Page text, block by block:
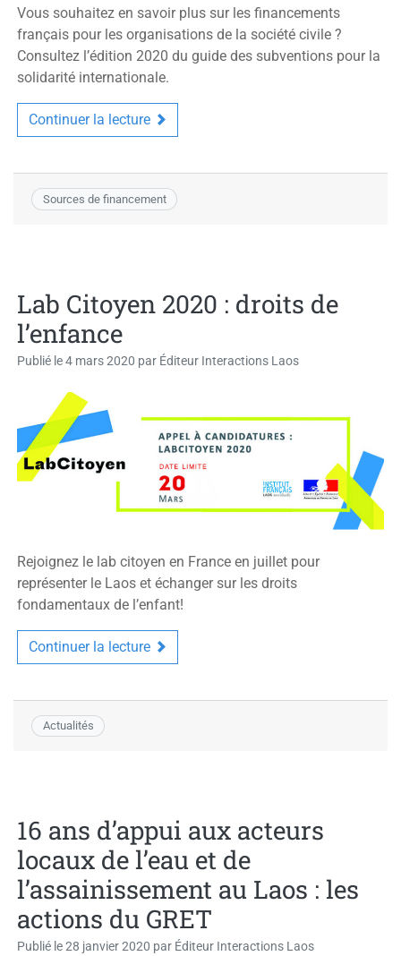
Vous souhaitez en savoir plus sur les financements
français pour les organisations de la société civile ?
Consultez l’édition 2020 du guide des subventions pour la
solidarité internationale.
Continuer la lecture
Sources de financement
Lab Citoyen 2020 : droits de
l’enfance
Publié le4 mars 2020 par Éditeur Interactions Laos
Rejoignez le lab citoyen en France en juillet pour
représenter le Laos et échanger sur les droits
fondamentaux de l’enfant!
Continuer la lecture
Actualités
16 ans d’appui aux acteurs
locaux de l’eau et de
l’assainissement au Laos : les
actions du GRET
Publié le28 janvier 2020 par Éditeur Interactions Laos